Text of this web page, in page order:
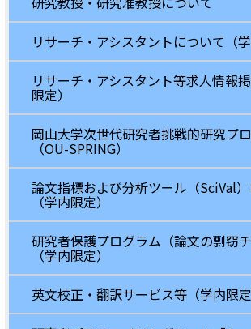
リサーチ・アシスタントについて（学
リサーチ・アシスタント等求人情報
限定）
岡山大学次世代研究者挑戦的研究プ
（OU-SPRING）
論文指標および分析ツール（SciVal
（学内限定）
研究者保護プログラム（論文の剽窃チ
（学内限定）
英文校正・翻訳サービス等（学内限定